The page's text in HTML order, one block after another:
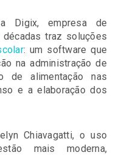
Digix, empresa de
traz soluções
: um software que
na administração de
de alimentação nas
e a elaboração dos
Chiavagatti, o uso
mais moderna,